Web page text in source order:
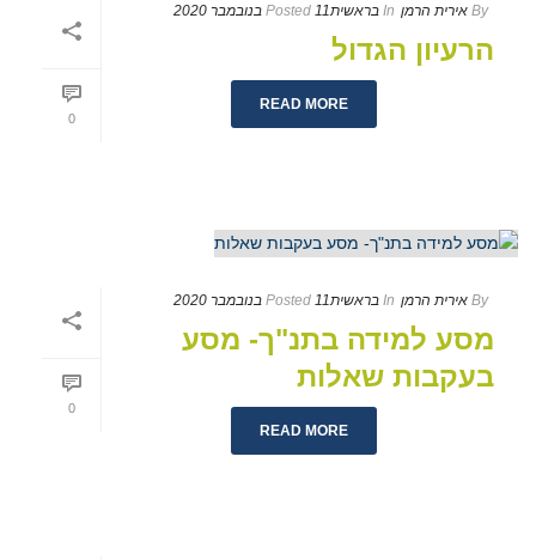
0
By אירית הרמן In בראשית Posted 11 בנובמבר 2020
הרעיון הגדול
READ MORE
0
By אירית הרמן In בראשית Posted 11 בנובמבר 2020
מסע למידה בתנ"ך- מסע
בעקבות שאלות
READ MORE